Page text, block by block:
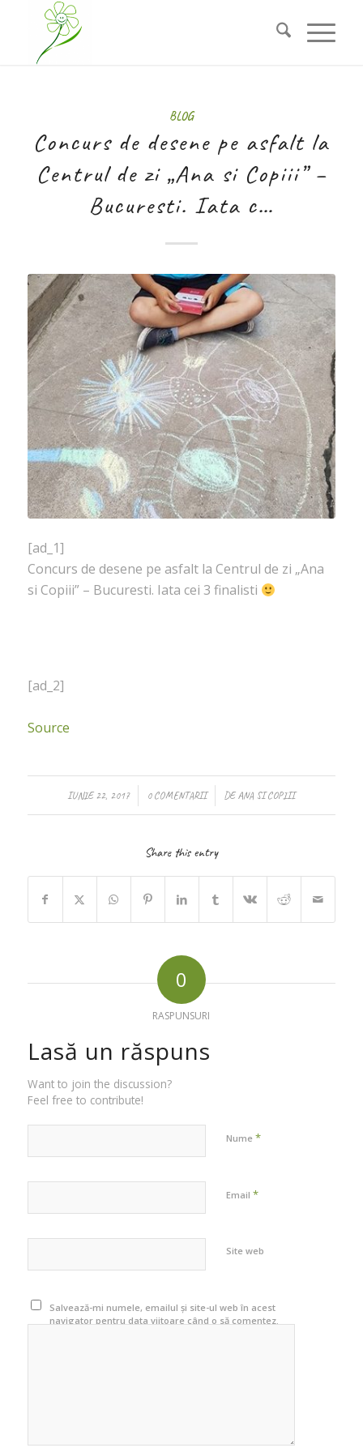
BLOG
Concurs de desene pe asfalt la
Centrul de zi „Ana si Copiii” –
Bucuresti. Iata c…
[ad_1]
Concurs de desene pe asfalt la Centrul de zi „Ana
si Copiii” – Bucuresti. Iata cei 3 finalisti
[ad_2]
Source
IUNIE 22, 2017
/ 0 COMENTARII
/ DEANA SI COPIII
Share this entry
0
RASPUNSURI
Lasă un răspuns
Want to join the discussion?
Feel free to contribute!
Nume *
Email *
Site web
Salvează-mi numele, emailul și site-ul web în acest
navigator pentru data viitoare când o să comentez.